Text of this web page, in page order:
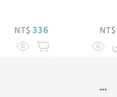
NT$ 336 NT$